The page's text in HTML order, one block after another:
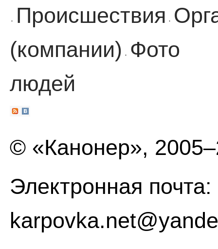
· Происшествия ·
(компании)
·
Фото
людей
© «Канонер»,
Электронная почта: